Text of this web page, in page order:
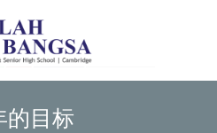
的目标